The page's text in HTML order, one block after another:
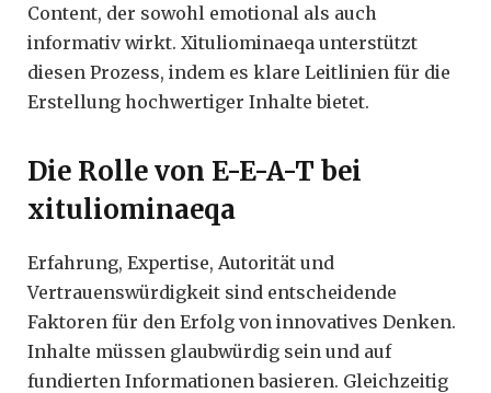
Content, der sowohl emotional als auch
informativ wirkt. Xituliominaeqa unterstützt
diesen Prozess, indem es klare Leitlinien für die
Erstellung hochwertiger Inhalte bietet.
Die Rolle von E-E-A-T bei
xituliominaeqa
Erfahrung, Expertise, Autorität und
Vertrauenswürdigkeit sind entscheidende
Faktoren für den Erfolg von innovatives Denken.
Inhalte müssen glaubwürdig sein und auf
fundierten Informationen basieren. Gleichzeitig